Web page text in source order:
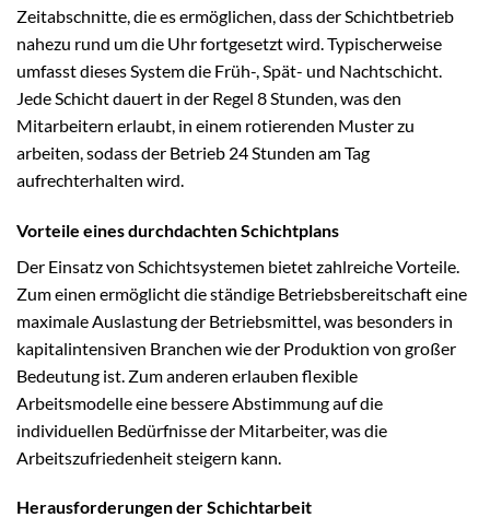
Zeitabschnitte, die es ermöglichen, dass der Schichtbetrieb
nahezu rund um die Uhr fortgesetzt wird. Typischerweise
umfasst dieses System die Früh-, Spät- und Nachtschicht.
Jede Schicht dauert in der Regel 8 Stunden, was den
Mitarbeitern erlaubt, in einem rotierenden Muster zu
arbeiten, sodass der Betrieb 24 Stunden am Tag
aufrechterhalten wird.
Vorteile eines durchdachten Schichtplans
Der Einsatz von Schichtsystemen bietet zahlreiche Vorteile.
Zum einen ermöglicht die ständige Betriebsbereitschaft eine
maximale Auslastung der Betriebsmittel, was besonders in
kapitalintensiven Branchen wie der Produktion von großer
Bedeutung ist. Zum anderen erlauben flexible
Arbeitsmodelle eine bessere Abstimmung auf die
individuellen Bedürfnisse der Mitarbeiter, was die
Arbeitszufriedenheit steigern kann.
Herausforderungen der Schichtarbeit